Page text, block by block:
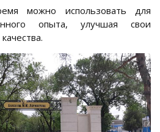
можно использовать для
опыта, улучшая свои